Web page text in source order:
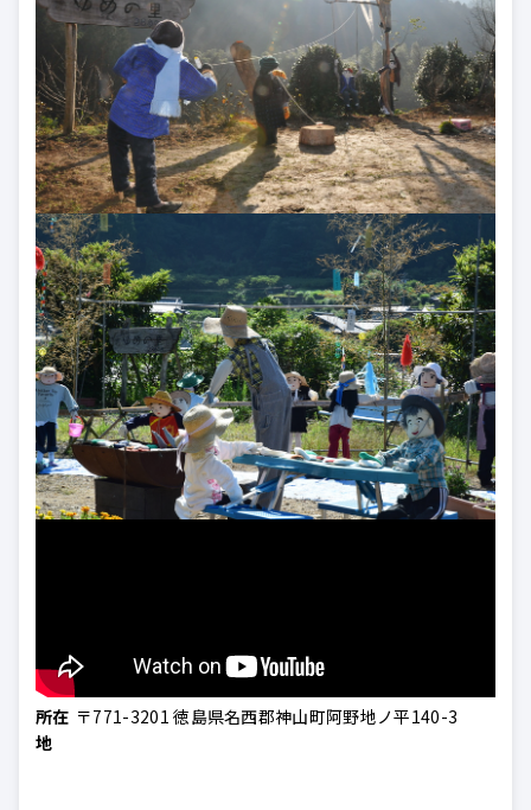
所在
地
〒771-3201 徳島県名西郡神山町阿野地ノ平140-3